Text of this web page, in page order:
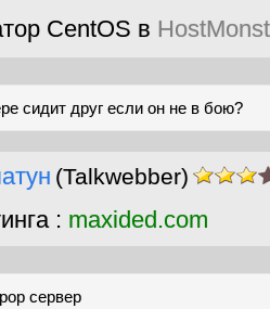
CentOS в
сидит друг если он не в бою?
(Talkwebber)
: maxided.com
сервер